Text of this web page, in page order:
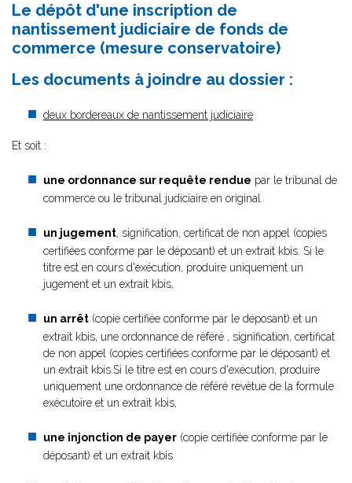
Le dépôt d'une inscription de
nantissement judiciaire de fonds de
commerce (mesure conservatoire)
Les documents à joindre au dossier :
deux bordereaux de nantissement judiciaire
Et soit :
une ordonnance sur requête rendue par le tribunal de
commerce ou le tribunal judiciaire en original
un jugement, signification, certificat de non appel (copies
certifiées conforme par le déposant) et un extrait kbis. Si le
titre est en cours d'exécution, produire uniquement un
jugement et un extrait kbis,
un arrêt (copie certifiée conforme par le déposant) et un
extrait kbis, une ordonnance de référé , signification, certificat
de non appel (copies certifiées conforme par le déposant) et
un extrait kbis.Si le titre est en cours d'exécution, produire
uniquement une ordonnance de référé revêtue de la formule
exécutoire et un extrait kbis,
une injonction de payer (copie certifiée conforme par le
déposant) et un extrait kbis